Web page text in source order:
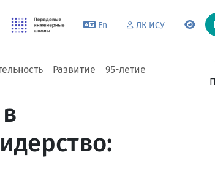
En ЛК ИСУ
Развитие 95-летие